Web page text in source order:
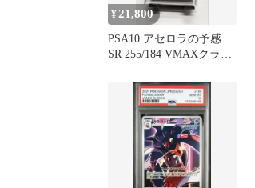
¥ 21,800
PSA10 アセロラの予感
SR 255/184 VMAXクライ